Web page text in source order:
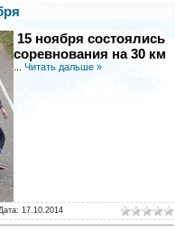
15 ноября состоялись
соревнования на 30 км
Читать дальше »
Дата: 17.10.2014